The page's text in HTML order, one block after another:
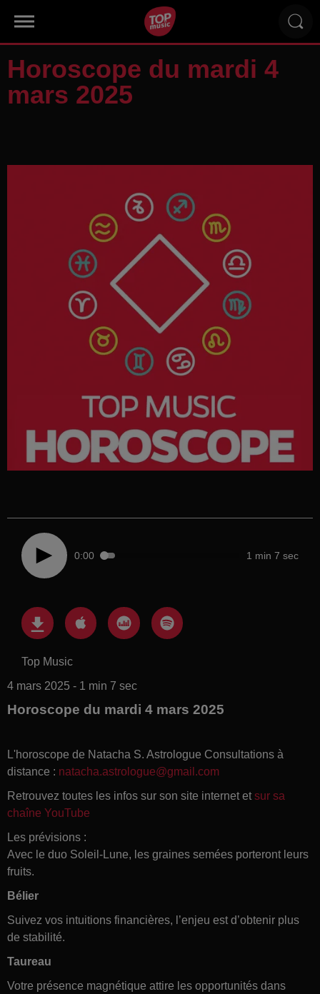
Horoscope du mardi 4
mars 2025
0:00 1 min 7 sec
Top Music
4 mars 2025 - 1 min 7 sec
Horoscope du mardi 4 mars 2025
L'horoscope de Natacha S. Astrologue Consultations à
distance : natacha.astrologue@gmail.com
Retrouvez toutes les infos sur son site internet et sur sa
chaîne YouTube
Les prévisions :
Avec le duo Soleil-Lune, les graines semées porteront leurs
fruits.
Bélier
Suivez vos intuitions financières, l’enjeu est d’obtenir plus
de stabilité.
Taureau
Votre présence magnétique attire les opportunités dans